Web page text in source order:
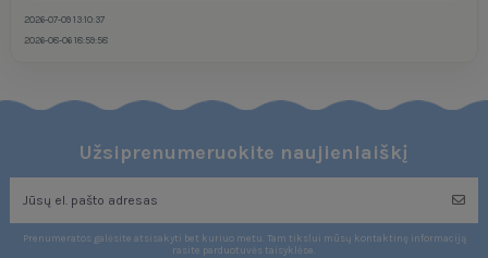
2026-07-09 13:10:37
2026-08-06 18:59:58
Užsiprenumeruokite naujienlaiškį
Prenumeratos galėsite atsisakyti bet kuriuo metu. Tam tikslui mūsų kontaktinę informaciją
rasite parduotuvės taisyklėse.